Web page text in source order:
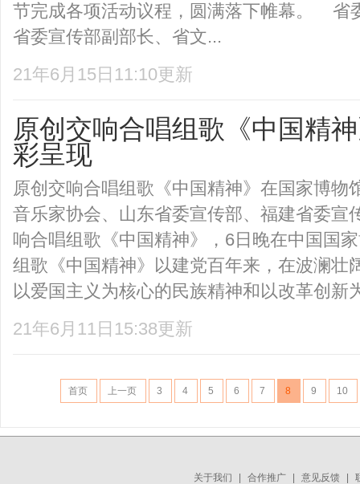
节完成各项活动议程，圆满落下帷幕。 省
省委宣传部副部长、省文...
21年6月15日11:10更新
原创交响合唱组歌《中国精
彩呈现
原创交响合唱组歌《中国精神》在国家博
音乐家协会、山东省委宣传部、福建省委宣
响合唱组歌《中国精神》，6日晚在中国
组歌《中国精神》以建党百年来，在波澜壮
以爱国主义为核心的民族精神和以改革创新
21年6月11日15:38更新
首页 上一页 3 4 5 6 7 8 9 10
关于我们 合作推广 意见反馈